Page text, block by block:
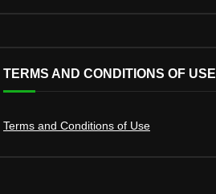
TERMS AND CONDITIONS OF USE
Terms and Conditions of Use